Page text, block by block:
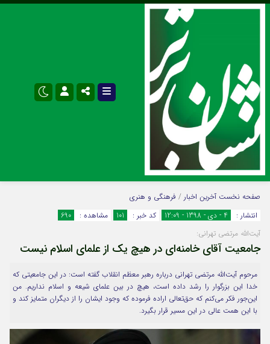
اینستاگرام
سروش
ایتا
آپارات
اپلیکیشن
نام کاربری یا نشانی ایمیل
رمز عبور
مرا به خاطر بسپار
Forget Password
صفحه نخست آخرین اخبار / فرهنگی و هنری
انتشار :
4 - دی - 1398 - 12:09 کد خبر : 101 مشاهده :
690
آیت‌الله مرتضی تهرانی:
جامعیت آقای خامنه‌ای در هیچ یک از علمای اسلام نیست
مرحوم آیت‌الله مرتضی تهرانی درباره رهبر معظم انقلاب گفته است: در این جامعیتی که
خدا این بزرگوار را رشد داده است، هیچ در بین علمای شیعه و اسلام نداریم. من
این‌جور فکر می‌کنم که حق‌تعالی اراده فرموده که وجود ایشان را از دیگران متمایز کند و
با این همت عالی در این مسیر قرار بگیرد.